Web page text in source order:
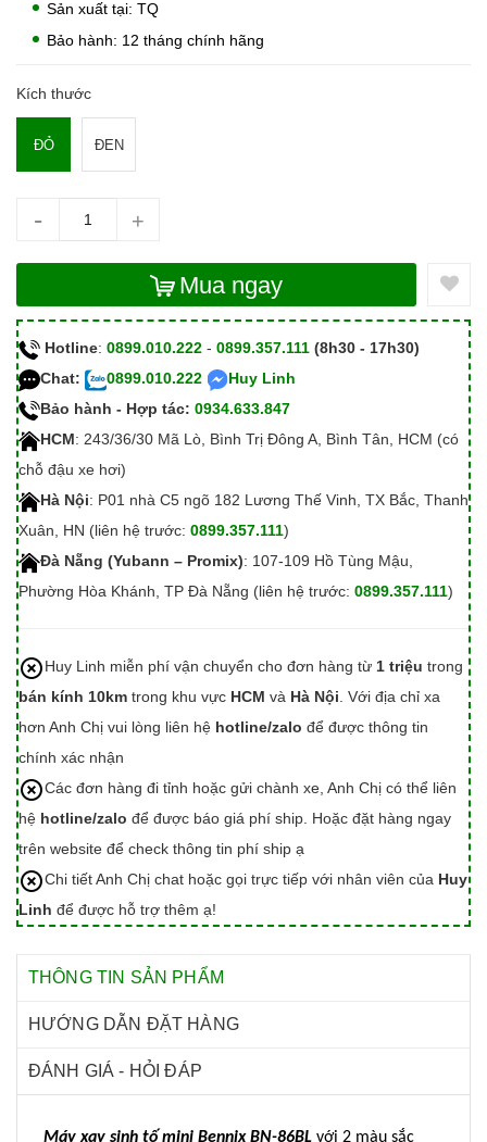
Sản xuất tại: TQ
Bảo hành: 12 tháng chính hãng
Kích thước
ĐỎ ĐEN
- +
Mua ngay
Hotline: 0899.010.222 - 0899.357.111 (8h30 - 17h30)
Chat:
0899.010.222
Huy Linh
Bảo hành - Hợp tác: 0934.633.847
HCM: 243/36/30 Mã Lò, Bình Trị Đông A, Bình Tân, HCM (có
chỗ đậu xe hơi)
Hà Nội: P01 nhà C5 ngõ 182 Lương Thế Vinh, TX Bắc, Thanh
Xuân, HN (liên hệ trước: 0899.357.111)
Đà Nẵng (Yubann – Promix): 107-109 Hồ Tùng Mậu,
Phường Hòa Khánh, TP Đà Nẵng (liên hệ trước: 0899.357.111)
Huy Linh miễn phí vận chuyển cho đơn hàng từ 1 triệu trong
bán kính 10km trong khu vực HCM và Hà Nội. Với địa chỉ xa
hơn Anh Chị vui lòng liên hệ hotline/zalo để được thông tin
chính xác nhận
Các đơn hàng đi tỉnh hoặc gửi chành xe, Anh Chị có thể liên
hệ hotline/zalo để được báo giá phí ship. Hoặc đặt hàng ngay
trên website để check thông tin phí ship ạ
Chi tiết Anh Chị chat hoặc gọi trực tiếp với nhân viên của Huy
Linh để được hỗ trợ thêm ạ!
THÔNG TIN SẢN PHẨM
HƯỚNG DẪN ĐẶT HÀNG
ĐÁNH GIÁ - HỎI ĐÁP
Máy xay sinh tố mini Bennix BN-86BL với 2 màu sắc